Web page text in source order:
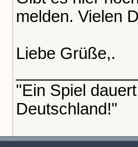
melden. Vielen
Liebe Grüße,.
"Ein Spiel
Deutschland!"